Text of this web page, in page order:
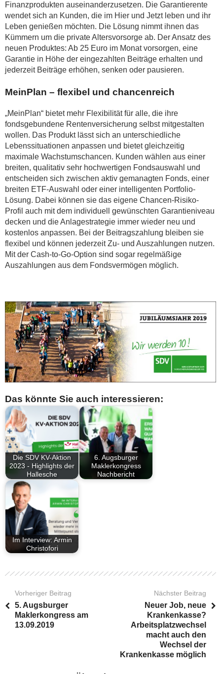
Finanzprodukten auseinanderzusetzen. Die Garantierente
wendet sich an Kunden, die im Hier und Jetzt leben und ihr
Leben genießen möchten. Die Lösung nimmt ihnen das
Kümmern um die private Altersvorsorge ab. Der Ansatz des
neuen Produktes: Ab 25 Euro im Monat vorsorgen, eine
Garantie in Höhe der eingezahlten Beiträge erhalten und
jederzeit Beiträge erhöhen, senken oder pausieren.
MeinPlan – flexibel und chancenreich
„MeinPlan“ bietet mehr Flexibilität für alle, die ihre
fondsgebundene Rentenversicherung selbst mitgestalten
wollen. Das Produkt lässt sich an unterschiedliche
Lebenssituationen anpassen und bietet gleichzeitig
maximale Wachstumschancen. Kunden wählen aus einer
breiten, qualitativ sehr hochwertigen Fondsauswahl und
entscheiden sich zwischen aktiv gemanagten Fonds, einer
breiten ETF-Auswahl oder einer intelligenten Portfolio-
Lösung. Dabei können sie das eigene Chancen-Risiko-
Profil auch mit dem individuell gewünschten Garantieniveau
decken und die Anlagestrategie immer wieder neu und
kostenlos anpassen. Bei der Beitragszahlung bleiben sie
flexibel und können jederzeit Zu- und Auszahlungen nutzen.
Mit der Cash-to-Go-Option sind sogar regelmäßige
Auszahlungen aus dem Fondsvermögen möglich.
Das könnte Sie auch interessieren:
Die SDV KV-Aktion
2023 - Highlights der
Hallesche
6. Augsburger
Maklerkongress
Nachbericht
Im Interview: Armin
Christofori
Vorheriger Beitrag
5. Augsburger
Maklerkongress am
13.09.2019
Nächster Beitrag
Neuer Job, neue
Krankenkasse?
Arbeitsplatzwechsel
macht auch den
Wechsel der
Krankenkasse möglich